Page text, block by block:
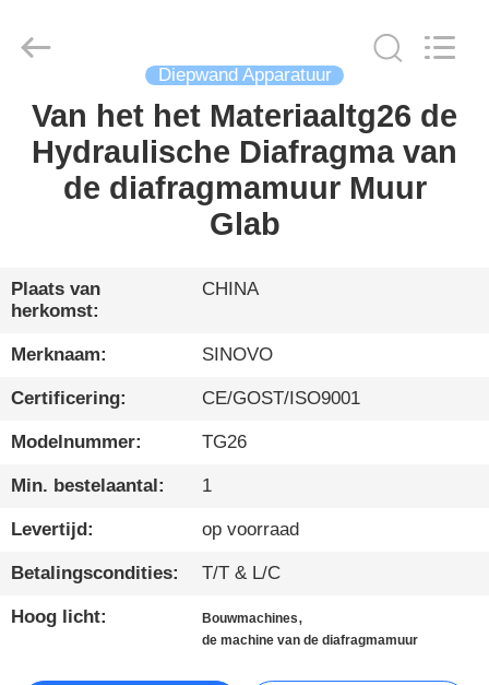
HUIS
PRODUCTEN
SHOW
ONGEVEER
ONS
KWALITEITSCONTROLE
ONS
Heavy
Industry
Reserved.
Diepwand Apparatuur
Van het het Materiaaltg26 de
Hydraulische Diafragma van
de diafragmamuur Muur
Glab
Plaats van
herkomst:
CHINA
Merknaam: SINOVO
Certificering: CE/GOST/ISO9001
Modelnummer: TG26
Min. bestelaantal: 1
Levertijd: op voorraad
Betalingscondities: T/T & L/C
Hoog licht: Bouwmachines,
de machine van de diafragmamuur